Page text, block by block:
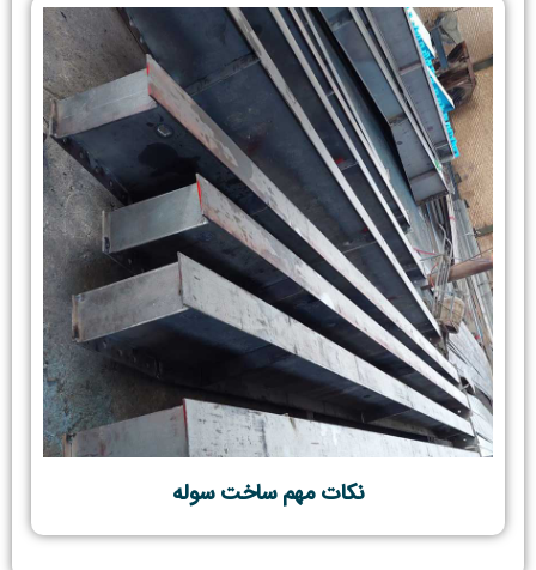
نکات مهم ساخت سوله